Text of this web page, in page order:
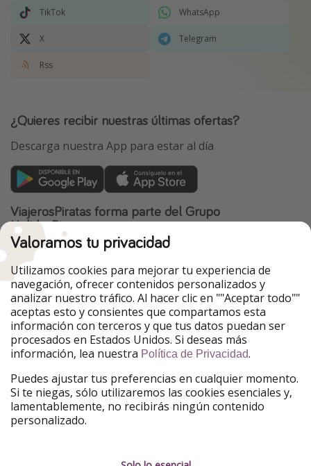
TikTok WhatsApp
X Telegram
Rss
¿Quieres recibir nuestras últimas ofertas?
Descarga nuestra App para estar al día
ViajerosPiratas forma parte del Grupo
HolidayPirates
Nuestros mercados
PiratinViaggio
HolidayPirates
VakantiePiraten
WakacyjniPiraci
VoyagesPirates
Ferienpiraten
Urlaubspiraten
Urlaubspiraten
TravelPirates
Nuestro grupo
HolidayPirates Group
Conócenos mejor
Sobre ViajerosPiratas
Información legal
Valoramos tu privacidad
Utilizamos cookies para mejorar tu experiencia de
navegación, ofrecer contenidos personalizados y
analizar nuestro tráfico. Al hacer clic en ""Aceptar todo""
aceptas esto y consientes que compartamos esta
información con terceros y que tus datos puedan ser
procesados en Estados Unidos. Si deseas más
información, lea nuestra Política de Privacidad.
Puedes ajustar tus preferencias en cualquier momento.
Si te niegas, sólo utilizaremos las cookies esenciales y,
lamentablemente, no recibirás ningún contenido
personalizado.